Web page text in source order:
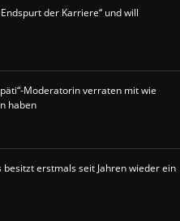
der Karriere“ und will
Moderatorin verraten mit wie
haben
besitzt erstmals seit Jahren wieder ein